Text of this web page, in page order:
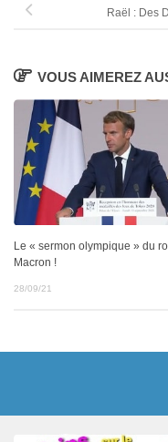
Raël : Des
VOUS AIMEREZ
Le « sermon olympique » du
Macron !
28/09/21